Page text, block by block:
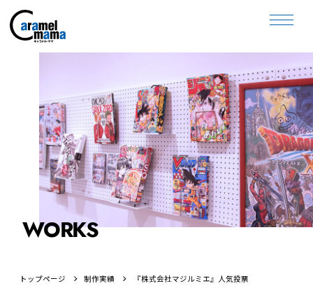
WORKS
トップページ 制作実績 『株式会社マジルミエ』人気投票